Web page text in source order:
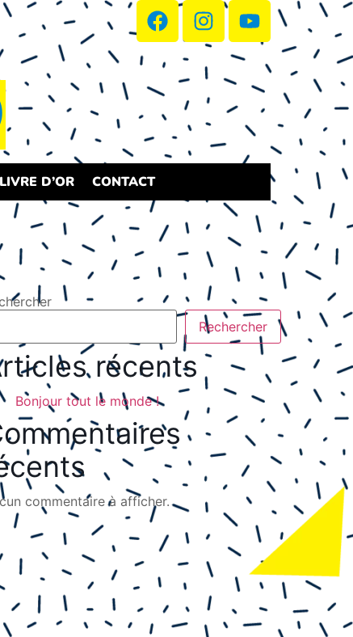
LIVRE D’OR CONTACT
Rechercher
récents
Bonjour tout le monde !
commentaire à afficher.